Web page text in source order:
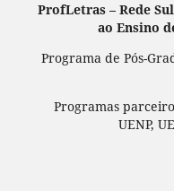
ProfLetras – Rede
ao Ensino
Programa de Pós-
Programas
UENP,